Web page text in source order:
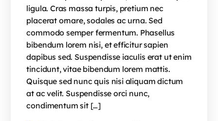
ligula. Cras massa turpis, pretium nec
placerat ornare, sodales ac urna. Sed
commodo semper fermentum. Phasellus
bibendum lorem nisi, et efficitur sapien
dapibus sed. Suspendisse iaculis erat ut enim
tincidunt, vitae bibendum lorem mattis.
Quisque sed nunc quis nisi aliquam dictum
at ac velit. Suspendisse orci nunc,
condimentum sit […]